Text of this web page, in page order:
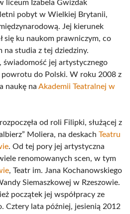
liceum Izabela Gwizdak
pobyt w Wielkiej Brytanii,
Jej kierunek
się ku naukom prawniczym, co
na studia z tej dziedziny.
świadomość jej artystycznego
powrotu do Polski. W roku 2008 z
naukę na Akademii Teatralnej w
od roli Filipki, służącej z
Moliera, na deskach Teatru
. Od tej pory jej artystyczna
renomowanych scen, w tym
, Teatr im. Jana Kochanowskiego
Siemaszkowej w Rzeszowie.
początek jej współpracy ze
Cztery lata później, jesienią 2012